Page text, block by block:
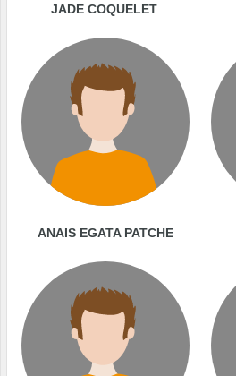
JADE COQUELET
ANAIS EGATA PATCHE